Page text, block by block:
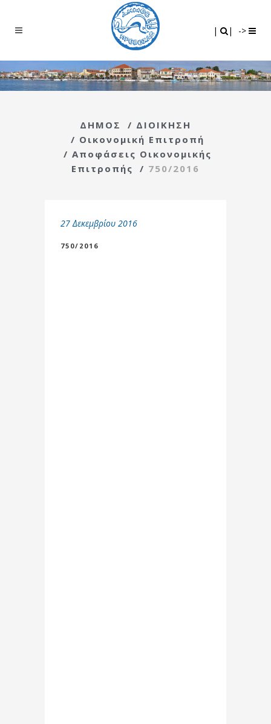
| | ->
ΔΗΜΟΣ / ΔΙΟΙΚΗΣΗ
/ Οικονομική Επιτροπή
/ Αποφάσεις Οικονομικής
Επιτροπής
/ 750/2016
27 Δεκεμβρίου 2016
750/2016